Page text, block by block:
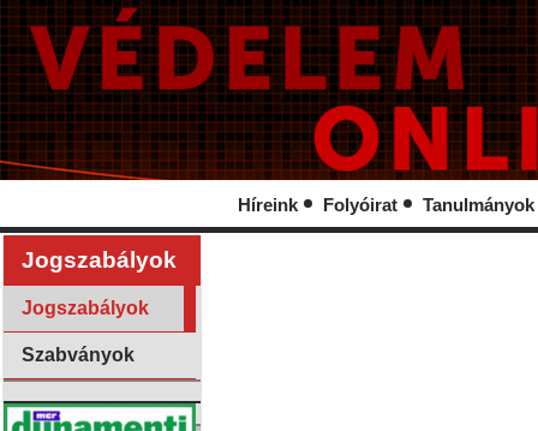
Híreink Folyóirat Tanulmányok
Jogszabályok
Jogszabályok
Szabványok